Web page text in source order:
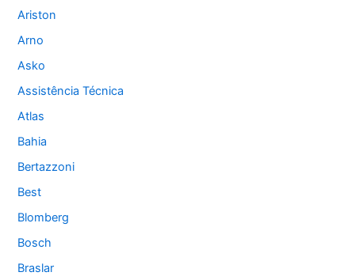
Ariston
Arno
Asko
Assistência Técnica
Atlas
Bahia
Bertazzoni
Best
Blomberg
Bosch
Braslar